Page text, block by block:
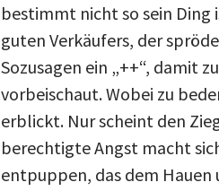
bestimmt nicht so sein Ding
guten Verkäufers, der
Sozusagen ein „++“, damit
vorbeischaut. Wobei zu
erblickt. Nur scheint den
berechtigte Angst macht
entpuppen, das dem